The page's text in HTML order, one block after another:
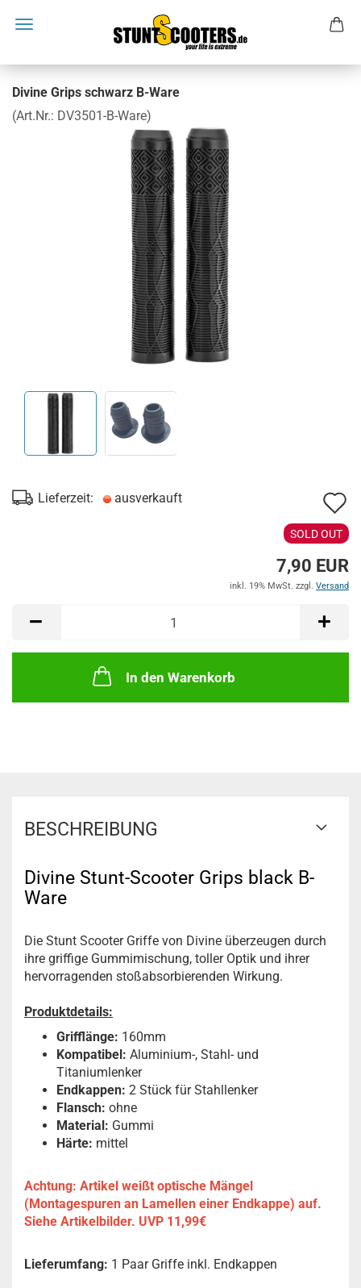
Divine Grips schwarz B-Ware
(Art.Nr.: DV3501-B-Ware)
Lieferzeit: ausverkauft
SOLD OUT
7,90 EUR
inkl. 19% MwSt. zzgl. Versand
In den Warenkorb
BESCHREIBUNG
Divine Stunt-Scooter Grips black B-
Ware
Die Stunt Scooter Griffe von Divine überzeugen durch
ihre griffige Gummimischung, toller Optik und ihrer
hervorragenden stoßabsorbierenden Wirkung.
Produktdetails:
Grifflänge: 160mm
Kompatibel: Aluminium-, Stahl- und
Titaniumlenker
Endkappen: 2 Stück für Stahllenker
Flansch: ohne
Material: Gummi
Härte: mittel
Achtung: Artikel weißt optische Mängel
(Montagespuren an Lamellen einer Endkappe) auf.
Siehe Artikelbilder. UVP 11,99€
Lieferumfang: 1 Paar Griffe inkl. Endkappen